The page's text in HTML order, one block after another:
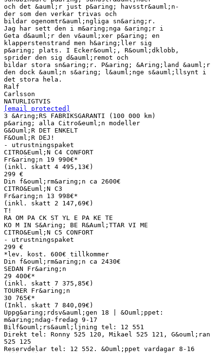
och det &auml;r just p&aring; havsstr&auml;n-
der som den verkar trivas och
bildar ogenomtr&auml;ngliga sn&aring;r.
Jag har sett den i m&aring;nga &aring;r i
Geta d&auml;r den v&auml;xer p&aring; en
klapperstenstrand men h&aring;ller sig
p&aring; plats. I Ecker&ouml;, R&ouml;dklobb,
sprider den sig d&auml;remot och
bildar stora sn&aring;r. P&aring; &Aring;land &auml;r
den dock &auml;n s&aring; l&auml;nge s&auml;llsynt i
det stora hela.
Ralf
Carlsson
[email protected]
3 &Aring;RS FABRIKSGARANTI (100 000 km)
p&aring; alla Citro&euml;n modeller
G&Ouml;R DET ENKELT
F&Ouml;R DEJ!
- utrustningspaket
CITRO&Euml;N C4 CONFORT
Fr&aring;n 19 990€*
(inkl. skatt 4 495,13€)
299 €
Din f&ouml;rm&aring;n ca 2600€
CITRO&Euml;N C3
Fr&aring;n 13 998€*
(inkl. skatt 2 147,69€)
T!
RA OM PA CK ST YL E PA KE TE
KO M IN S&Aring; BE R&Auml;TTAR VI ME
CITRO&Euml;N C5 CONFORT
- utrustningspaket
299 €
*lev. kost. 600€ tillkommer
Din f&ouml;rm&aring;n ca 2430€
SEDAN Fr&aring;n
29 400€*
(inkl. skatt 7 375,85€)
TOURER Fr&aring;n
30 765€*
(Inkl. skatt 7 840,09€)
Uppg&aring;rdsv&auml;gen 18 | &Ouml;ppet:
m&aring;ndag-fredag 9-17
Bilf&ouml;rs&auml;ljning tel: 12 551
Direkt tel: Ronny 525 120, Mikael 525 121, G&ouml;ran
525 125
Reservdelar tel: 12 552. &Ouml;ppet vardagar 8-16